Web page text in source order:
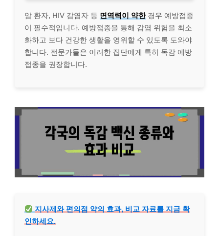
암 환자, HIV 감염자 등 면역력이 약한경우 예방접종
이 필수적입니다. 예방접종을 통해 감염 위험을 최소
화하고 보다 건강한 생활을 영위할 수 있도록 도와야
합니다. 전문가들은 이러한 집단에게 특히 독감 예방
접종을 권장합니다.
지사제와 편의점 약의 효과, 비교 자료를 지금 확
인하세요.